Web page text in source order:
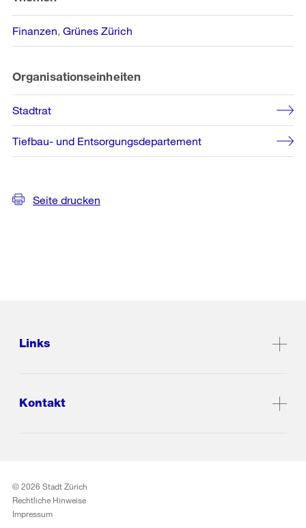
Finanzen Grünes Zürich
Organisationseinheiten
Stadtrat
Tiefbau- und Entsorgungsdepartement
Seite drucken
Links
Kontakt
© 2026 Stadt Zürich
Rechtliche Hinweise
Impressum